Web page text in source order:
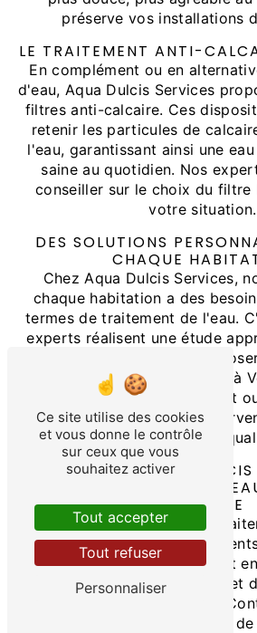
préserve vos installations
LE TRAITEMENT ANTI-
En complément ou en
d'eau, Aqua Dulcis Services
filtres anti-calcaire. Ces
retenir les particules de
l'eau, garantissant ainsi une
saine au quotidien. Nos
conseiller sur le choix du filtre
votre situation.
DES SOLUTIONS
CHAQUE
Chez Aqua Dulcis Services,
chaque habitation a des
termes de traitement de l'eau.
experts réalisent une étude
situation avant de vous
mesure. Que vous habitiez à
Germain-en-Laye, Rambouillet
ville des Yvelines, nous
pour vous offrir une eau de
CONTACTEZ AQUA
AUJOURD'HUI POUR UNE
CALCAIRE
N'hésitez plus et confiez le
à des professionnels
Aqua Dulcis Services met tout
offrir une solution efficace et
calcaire dans les Yvelines.
aujourd'hui pour bénéficier
Ce site utilise des cookies
et vous donne le contrôle
sur ceux que vous
souhaitez activer
Tout accepter
Tout refuser
Personnaliser